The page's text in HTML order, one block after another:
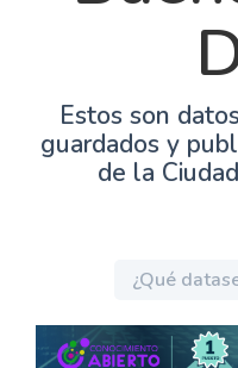
Estos son
guardados y
de la